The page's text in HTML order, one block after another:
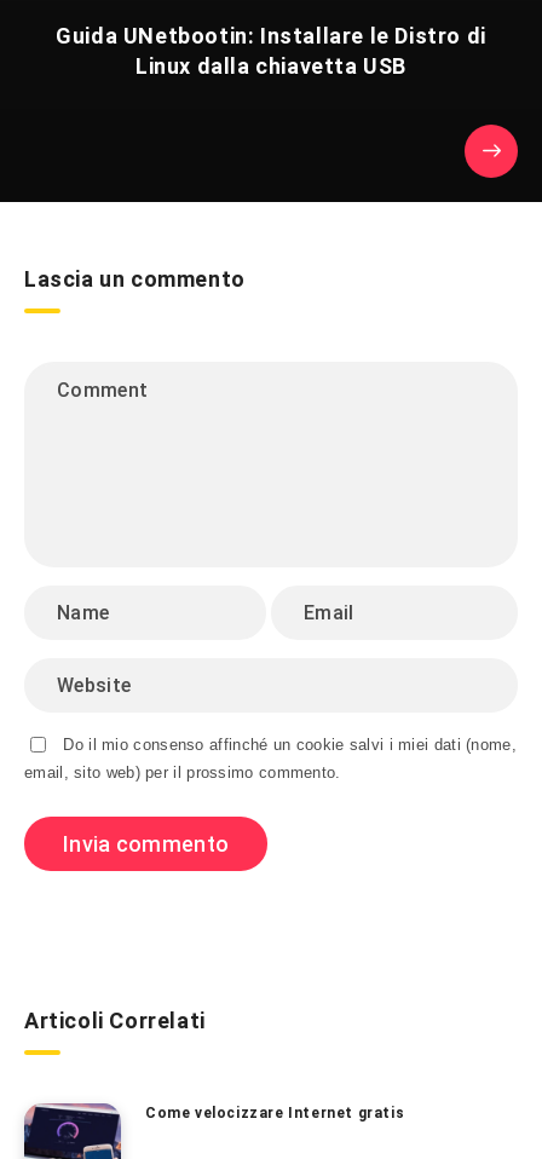
Guida UNetbootin: Installare le Distro di
Linux dalla chiavetta USB
Lascia un commento
Do il mio consenso affinché un cookie salvi i miei dati (nome,
email, sito web) per il prossimo commento.
Articoli Correlati
Come velocizzare Internet gratis